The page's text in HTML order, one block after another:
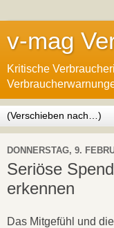
v-mag
Kritische
DONNERSTAG, 9.
Seriöse
erkennen
Das Mitgefühl und